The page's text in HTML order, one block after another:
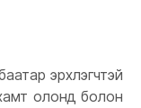
эрхлэгчтэй
олонд болон